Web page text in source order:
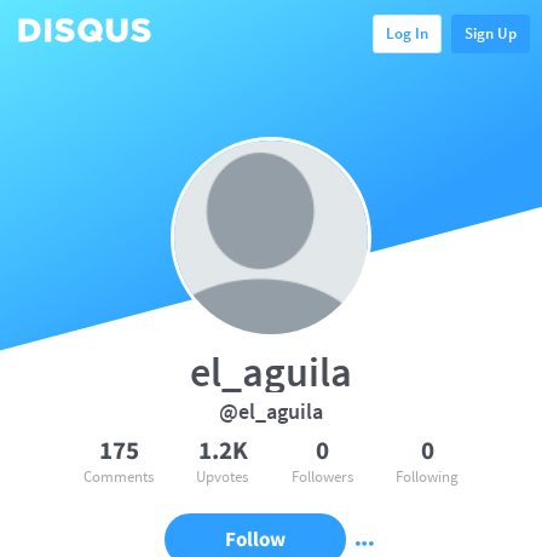
Log In Sign Up
el_aguila
@el_aguila
175
Comments
1.2K
Upvotes
0
Followers
0
Following
Follow